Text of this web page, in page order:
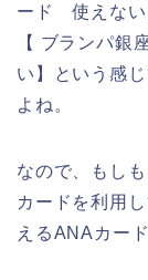
ード 使えな
【 ブランパ
い】という感
よね。
なので、もし
カードを利用
えるANAカー